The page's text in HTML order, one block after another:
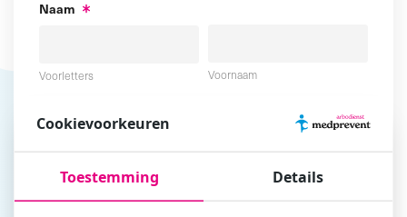
Naam
Voorletters Voornaam
Tussenvoegsel Achternaam
E-mailadres
Cookievoorkeuren
Toestemming Details